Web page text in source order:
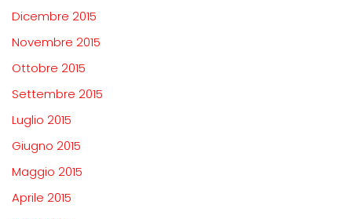
Dicembre 2015
Novembre 2015
Ottobre 2015
Settembre 2015
Luglio 2015
Giugno 2015
Maggio 2015
Aprile 2015